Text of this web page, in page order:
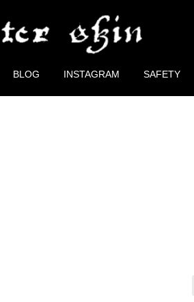
BLOG INSTAGRAM SAFETY